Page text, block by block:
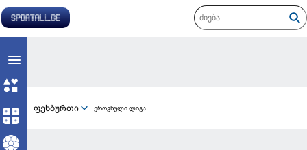
ფეხბურთი ეროვნული ლიგა